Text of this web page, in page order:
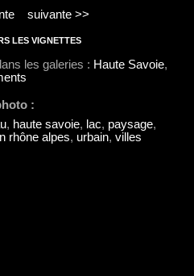
suivante >>
LES VIGNETTES
les galeries : Haute Savoie,
:
, haute savoie, lac, paysage,
rhône alpes, urbain, villes